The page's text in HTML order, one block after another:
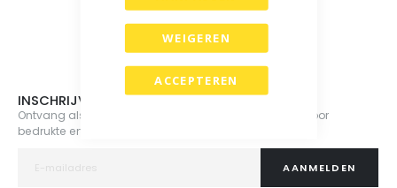
ACCEPTEREN
WEIGEREN
INSCHRIJVEN NIEUWSBRIEF
Ontvang als eerste nieuws, acties en aanbiedingen voor
bedrukte en onbedrukte cadeaulinten.
AANMELDEN